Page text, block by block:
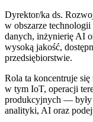
Dyrektor/ka ds.
w obszarze
danych, inżynierię AI
wysoką jakość,
przedsiębiorstwie.
Rola ta koncentruje
w tym IoT, operacji
produkcyjnych — były
analityki, AI oraz